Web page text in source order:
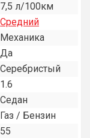
7,5 л/100км
Средний
Механика
Да
Серебристый
1.6
Седан
Газ / Бензин
55